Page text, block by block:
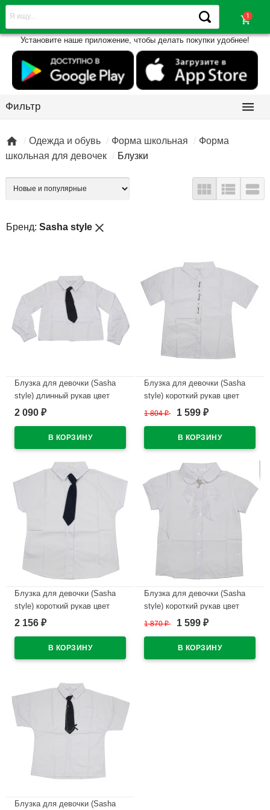
shopping_cart
Установите наше приложение, чтобы делать покупки удобнее!
Фильтр 
 Одежда и обувь Форма школьная
Форма
школьная для девочек
Блузки
  
Бренд: Sasha style close
Блузка для девочки (Sasha
style) длинный рукав цвет
белый арт.S1556/001
2 090 ₽
Блузка для девочки (Sasha
style) короткий рукав цвет
белый арт.ST07A/001
1 804₽ 1 599 ₽
Блузка для девочки (Sasha
style) короткий рукав цвет
белый арт.S3246A/001
2 156 ₽
Блузка для девочки (Sasha
style) короткий рукав цвет
белый арт.S1337/003
1 870₽ 1 599 ₽
Блузка для девочки (Sasha